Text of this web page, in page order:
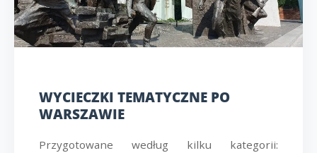
WYCIECZKI TEMATYCZNE PO
WARSZAWIE
Przygotowane według kilku kategorii: